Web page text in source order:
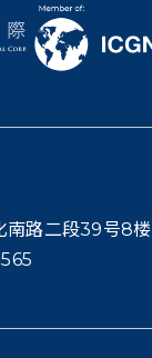
南路二段39号8楼